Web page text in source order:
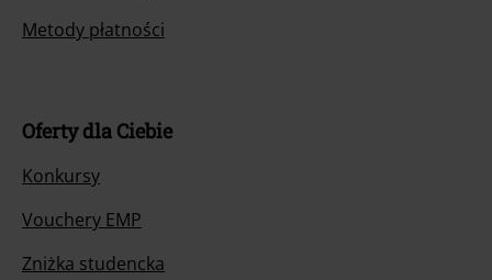
Metody płatności
Oferty dla Ciebie
Konkursy
Vouchery EMP
Zniżka studencka